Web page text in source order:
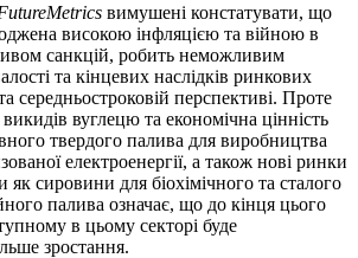
вимушені констатувати, що
високою інфляцією та війною в
санкцій, робить неможливим
та кінцевих наслідків ринкових
середньостроковій перспективі. Проте
вуглецю та економічна цінність
твердого палива для виробництва
електроенергії, а також нові ринки
як сировини для біохімічного та сталого
палива означає, що до кінця цього
в цьому секторі буде
зростання.